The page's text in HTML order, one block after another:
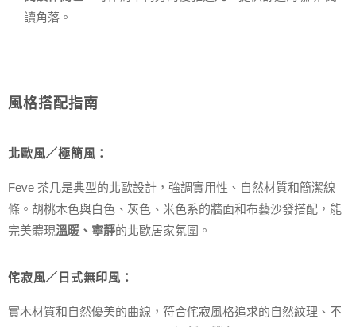
讀角落。
風格搭配指南
北歐風／極簡風：
Feve 茶几是典型的北歐設計，強調實用性、自然材質和簡潔線
條。胡桃木色與白色、灰色、米色系的牆面和布藝沙發搭配，能
完美體現溫暖、寧靜的北歐居家氛圍。
侘寂風／日式無印風：
實木材質和自然優美的曲線，符合侘寂風格追求的自然紋理、不